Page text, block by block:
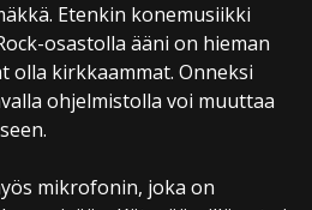
Etenkin konemusiikki
osastolla ääni on hieman
olla kirkkaammat. Onneksi
ohjelmistolla voi muuttaa
mikrofonin, joka on